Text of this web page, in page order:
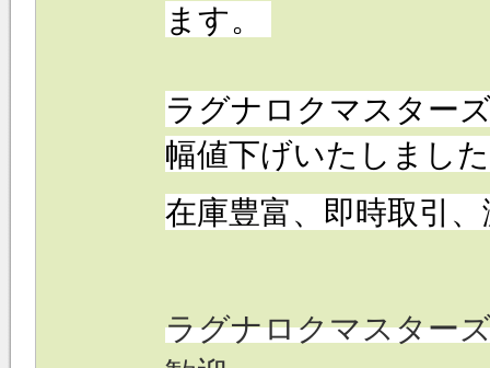
ます。
ラグナロクマスター
幅値下げいたしまし
在庫豊富、即時取引
ラグナロクマスター